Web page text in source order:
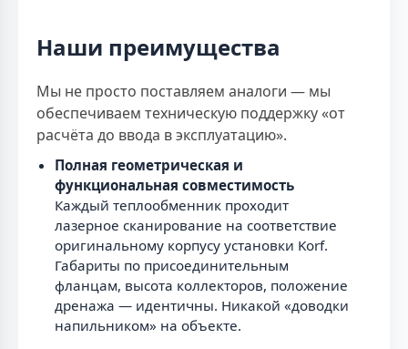
Наши преимущества
Мы не просто поставляем аналоги — мы
обеспечиваем техническую поддержку «от
расчёта до ввода в эксплуатацию».
Полная геометрическая и
функциональная совместимость
Каждый теплообменник проходит
лазерное сканирование на соответствие
оригинальному корпусу установки Korf.
Габариты по присоединительным
фланцам, высота коллекторов, положение
дренажа — идентичны. Никакой «доводки
напильником» на объекте.